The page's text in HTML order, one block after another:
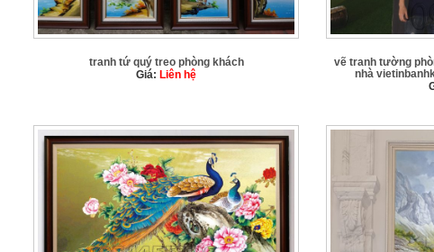
tranh tứ quý treo phòng khách
Giá: Liên hệ
vẽ tranh tường
nhà